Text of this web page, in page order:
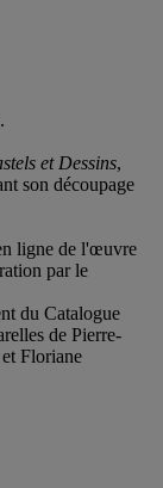
et Dessins,
son découpage
ligne de l'œuvre
par le
du Catalogue
de Pierre-
Floriane